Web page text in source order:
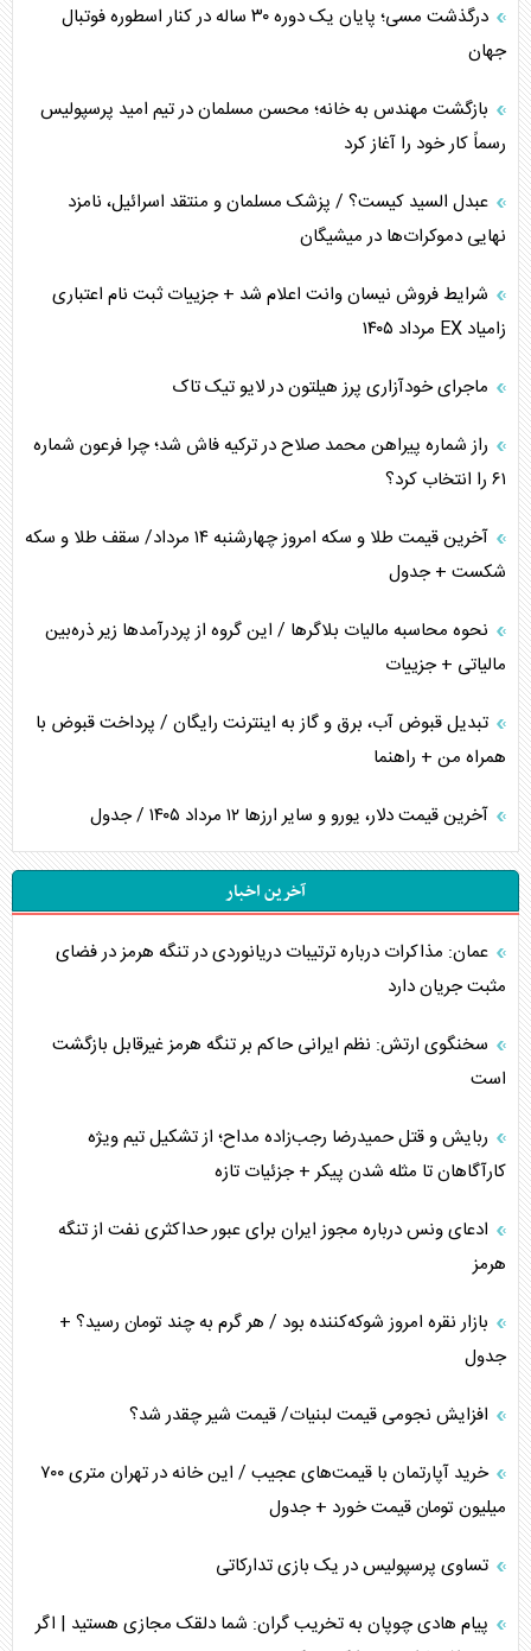
درگذشت مسی؛ پایان یک دوره ۳۰ ساله در کنار اسطوره فوتبال
جهان
بازگشت مهندس به خانه؛ محسن مسلمان در تیم امید پرسپولیس
رسماً کار خود را آغاز کرد
عبدل السید کیست؟ / پزشک مسلمان و منتقد اسرائیل، نامزد
نهایی دموکرات‌ها در میشیگان
شرایط فروش نیسان وانت اعلام شد + جزییات ثبت نام اعتباری
زامیاد EX مرداد ۱۴۰۵
ماجرای خودآزاری پرز هیلتون در لایو تیک تاک
راز شماره پیراهن محمد صلاح در ترکیه فاش شد؛ چرا فرعون شماره
۶۱ را انتخاب کرد؟
آخرین قیمت طلا و سکه امروز چهارشنبه ۱۴ مرداد/ سقف طلا و سکه
شکست + جدول
نحوه محاسبه مالیات بلاگر‌ها / این گروه از پردرآمد‌ها زیر ذره‌بین
مالیاتی + جزییات
تبدیل قبوض آب، برق و گاز به اینترنت رایگان / پرداخت قبوض با
همراه من + راهنما
آخرین قیمت دلار، یورو و سایر ارز‌ها ۱۲ مرداد ۱۴۰۵ / جدول
آخرین اخبار
عمان: مذاکرات درباره ترتیبات دریانوردی در تنگه هرمز در فضای
مثبت جریان دارد
سخنگوی ارتش: نظم ایرانی حاکم بر تنگه هرمز غیرقابل بازگشت
است
ربایش و قتل حمیدرضا رجب‌زاده مداح؛ از تشکیل تیم ویژه
کارآگاهان تا مثله شدن پیکر + جزئیات تازه
ادعای ونس درباره مجوز ایران برای عبور حداکثری نفت از تنگه
هرمز
بازار نقره امروز شوکه‌کننده بود / هر گرم به چند تومان رسید؟ +
جدول
افزایش نجومی قیمت لبنیات/ قیمت شیر چقدر شد؟
خرید آپارتمان با قیمت‌های عجیب / این خانه در تهران متری ۷۰۰
میلیون تومان قیمت خورد + جدول
تساوی پرسپولیس در یک بازی تدارکاتی
پیام هادی چوپان به تخریب گران: شما دلقک مجازی هستید | اگر